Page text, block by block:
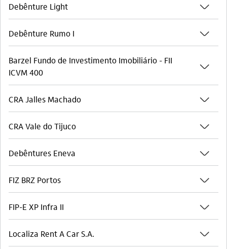
Debênture Light seta_baixo
Debênture Rumo I seta_baixo
Barzel Fundo de Investimento Imobiliário - FII
ICVM 400
seta_baixo
CRA Jalles Machado seta_baixo
CRA Vale do Tijuco seta_baixo
Debêntures Eneva seta_baixo
FIZ BRZ Portos seta_baixo
FIP-E XP Infra II seta_baixo
Localiza Rent A Car S.A. seta_baixo